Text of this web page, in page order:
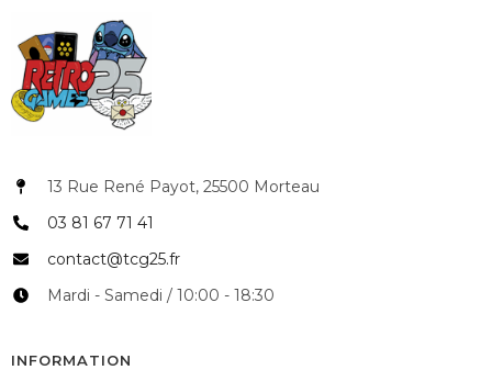
13 Rue René Payot, 25500 Morteau
03 81 67 71 41
contact@tcg25.fr
Mardi - Samedi / 10:00 - 18:30
INFORMATION